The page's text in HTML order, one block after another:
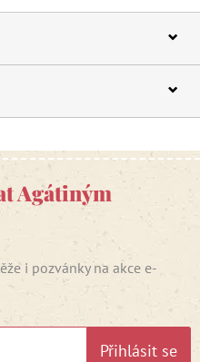
Agátiným
i pozvánky na akce e-
Přihlásit se